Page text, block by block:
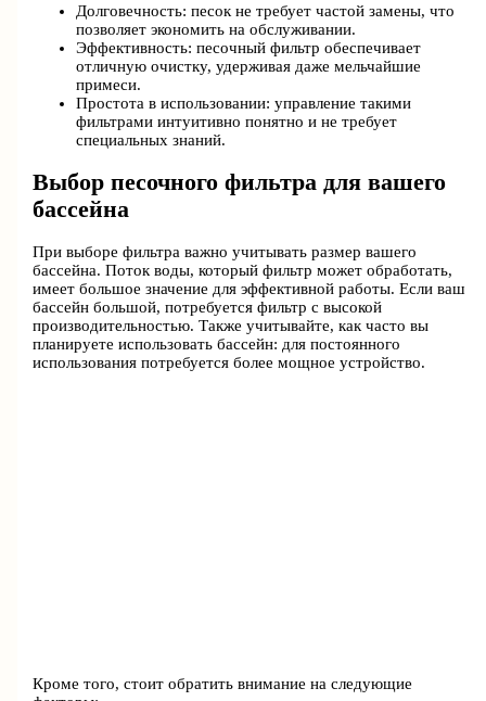
Долговечность: песок не требует частой замены, что
позволяет экономить на обслуживании.
Эффективность: песочный фильтр обеспечивает
отличную очистку, удерживая даже мельчайшие
примеси.
Простота в использовании: управление такими
фильтрами интуитивно понятно и не требует
специальных знаний.
Выбор песочного фильтра для вашего
бассейна
При выборе фильтра важно учитывать размер вашего
бассейна. Поток воды, который фильтр может обработать,
имеет большое значение для эффективной работы. Если ваш
бассейн большой, потребуется фильтр с высокой
производительностью. Также учитывайте, как часто вы
планируете использовать бассейн: для постоянного
использования потребуется более мощное устройство.
Кроме того, стоит обратить внимание на следующие